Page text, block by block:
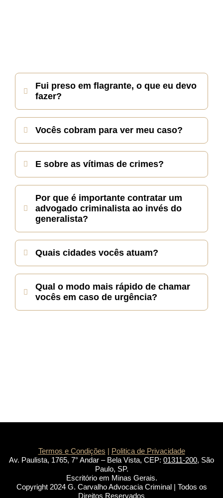
Fui preso em flagrante, o que eu devo
fazer?
Vocês cobram para ver meu caso?
E sobre as vítimas de crimes?
Por que é importante contratar um
advogado criminalista ao invés do
generalista?
Quais cidades vocês atuam?
Qual o modo mais rápido de chamar
vocês em caso de urgência?
Termos e Condições | Politica de Privacidade
Av. Paulista, 1765, 7° Andar – Bela Vista, CEP: 01311-200, São
Paulo, SP.
Escritório em Minas Gerais.
Copyright 2024 G. Carvalho Advocacia Criminal | Todos os
Direitos Reservados